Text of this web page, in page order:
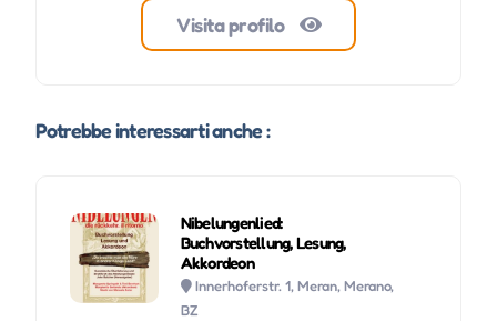
Visita profilo
Potrebbe interessarti anche :
Nibelungenlied:
Buchvorstellung, Lesung,
Akkordeon
Innerhoferstr. 1, Meran, Merano,
BZ